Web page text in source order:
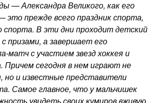
— Александра Великого, как его
прежде всего праздник спорта,
спорта. В эти дни проходит детский
призами, а завершает его
матч с участием звезд хоккея и
Причем сегодня в нем играют не
но и известные представители
Самое главное, что у мальчишек